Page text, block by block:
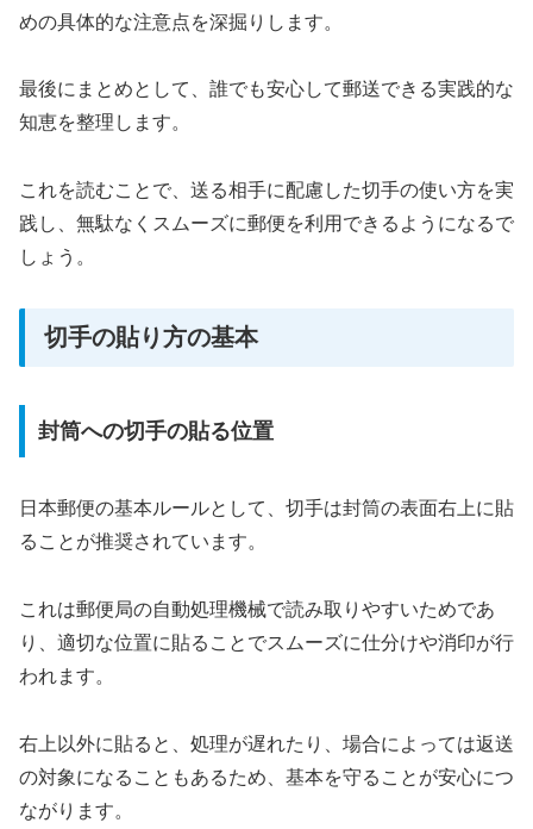
めの具体的な注意点を深掘りします。
最後にまとめとして、誰でも安心して郵送できる実践的な
知恵を整理します。
これを読むことで、送る相手に配慮した切手の使い方を実
践し、無駄なくスムーズに郵便を利用できるようになるで
しょう。
切手の貼り方の基本
封筒への切手の貼る位置
日本郵便の基本ルールとして、切手は封筒の表面右上に貼
ることが推奨されています。
これは郵便局の自動処理機械で読み取りやすいためであ
り、適切な位置に貼ることでスムーズに仕分けや消印が行
われます。
右上以外に貼ると、処理が遅れたり、場合によっては返送
の対象になることもあるため、基本を守ることが安心につ
ながります。